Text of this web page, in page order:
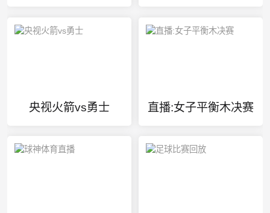
央视火箭vs勇士 直播:女子平衡木决赛